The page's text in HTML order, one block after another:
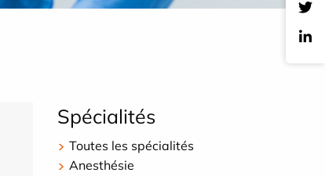
Spécialités
Toutes les spécialités
Anesthésie